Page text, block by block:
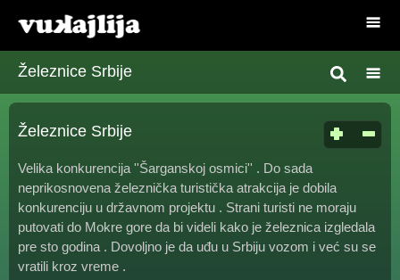
Železnice Srbije
Železnice Srbije
Velika konkurencija ''Šarganskoj osmici'' . Do sada
neprikosnovena železnička turistička atrakcija je dobila
konkurenciju u državnom projektu . Strani turisti ne moraju
putovati do Mokre gore da bi videli kako je železnica izgledala
pre sto godina . Dovoljno je da uđu u Srbiju vozom i već su se
vratili kroz vreme .